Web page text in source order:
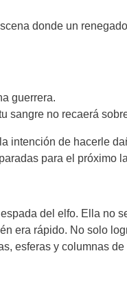
donde un
guerrera.
sangre no recaerá
intención de hacerle
para el próximo
del elfo. Ella no
era rápido. No solo
esferas y columnas